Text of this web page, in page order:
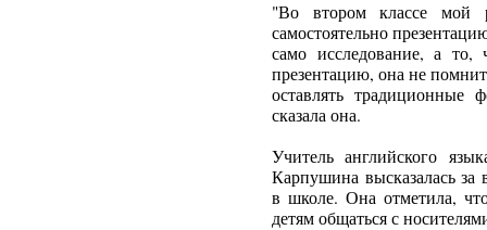
"Во втором классе мой
самостоятельно
само исследование, а то,
презентацию, она не
оставлять традиционные
сказала она.
Учитель английского
Карпушина высказалась
в школе. Она отметила,
детям общаться с